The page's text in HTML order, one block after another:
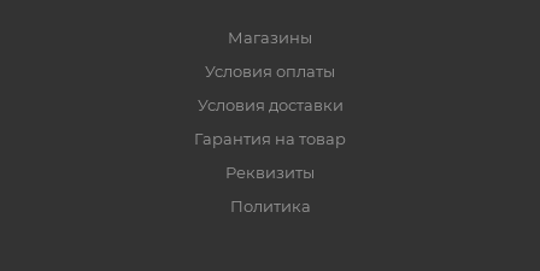
Магазины
Условия оплаты
Условия доставки
Гарантия на товар
Реквизиты
Политика